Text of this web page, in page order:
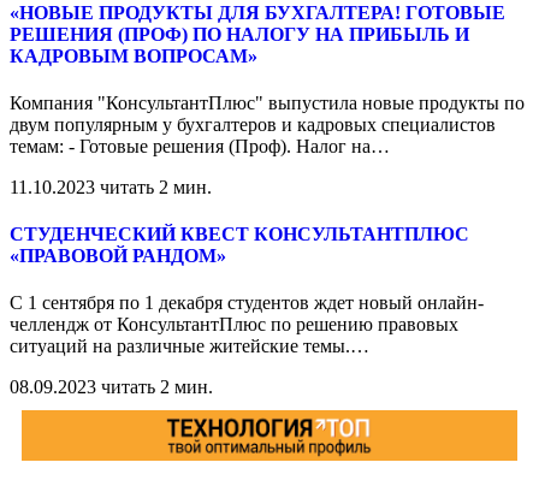
«НОВЫЕ ПРОДУКТЫ ДЛЯ БУХГАЛТЕРА! ГОТОВЫЕ
РЕШЕНИЯ (ПРОФ) ПО НАЛОГУ НА ПРИБЫЛЬ И
КАДРОВЫМ ВОПРОСАМ»
Компания "КонсультантПлюс" выпустила новые продукты по
двум популярным у бухгалтеров и кадровых специалистов
темам: - Готовые решения (Проф). Налог на…
11.10.2023 читать 2 мин.
СТУДЕНЧЕСКИЙ КВЕСТ КОНСУЛЬТАНТПЛЮС
«ПРАВОВОЙ РАНДОМ»
С 1 сентября по 1 декабря студентов ждет новый онлайн-
челлендж от КонсультантПлюс по решению правовых
ситуаций на различные житейские темы.…
08.09.2023 читать 2 мин.